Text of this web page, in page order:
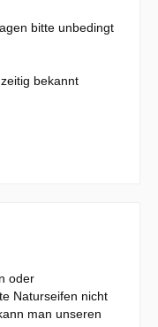
bitte unbedingt
bekannt
oder
Naturseifen nicht
man unseren